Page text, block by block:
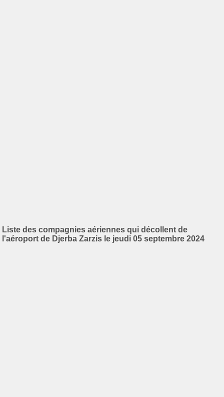
Liste des compagnies aériennes qui décollent de
l'aéroport de Djerba Zarzis le jeudi 05 septembre 2024